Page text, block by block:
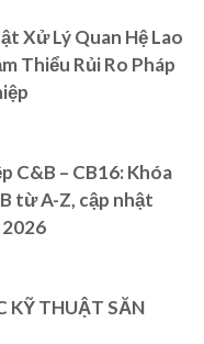
Xử Lý Quan Hệ Lao
Thiểu Rủi Ro Pháp
C&B – CB16: Khóa
từ A-Z, cập nhật
KỸ THUẬT SĂN